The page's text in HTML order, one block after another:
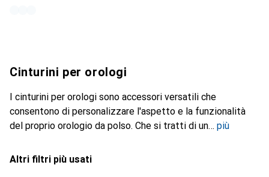
Cinturini per orologi
I cinturini per orologi sono accessori versatili che
consentono di personalizzare l'aspetto e la funzionalità
del proprio orologio da polso. Che si tratti di un
più
Altri filtri più usati